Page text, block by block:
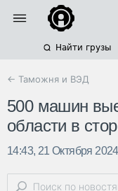
Найти грузы
← Таможня и ВЭД
500 машин
области в
14:43, 21 Октября 2024